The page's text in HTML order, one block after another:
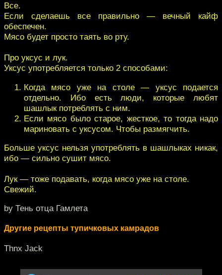
Все.
Если сделаешь все правильно — вечный кайф
обеспечен.
Мясо будет просто таять во рту.
Про уксус и лук.
Уксус употребляется только 2 способами:
Когда мясо уже на столе — уксус подается
отдельно. Ибо есть люди, которые любят
шашлык потреблять с ним.
Если мясо было старое, жесткое, то тогда надо
мариновать с уксусом. Чтобы размягчить.
Больше уксус нельзя употреблять в шашлыках никак,
ибо — сильно сушит мясо.
Лук — тоже подавать, когда мясо уже на столе.
Свежий.
by Тень отца Гамлета
Другие рецепты тупичковых камрадов
Thnx Jack